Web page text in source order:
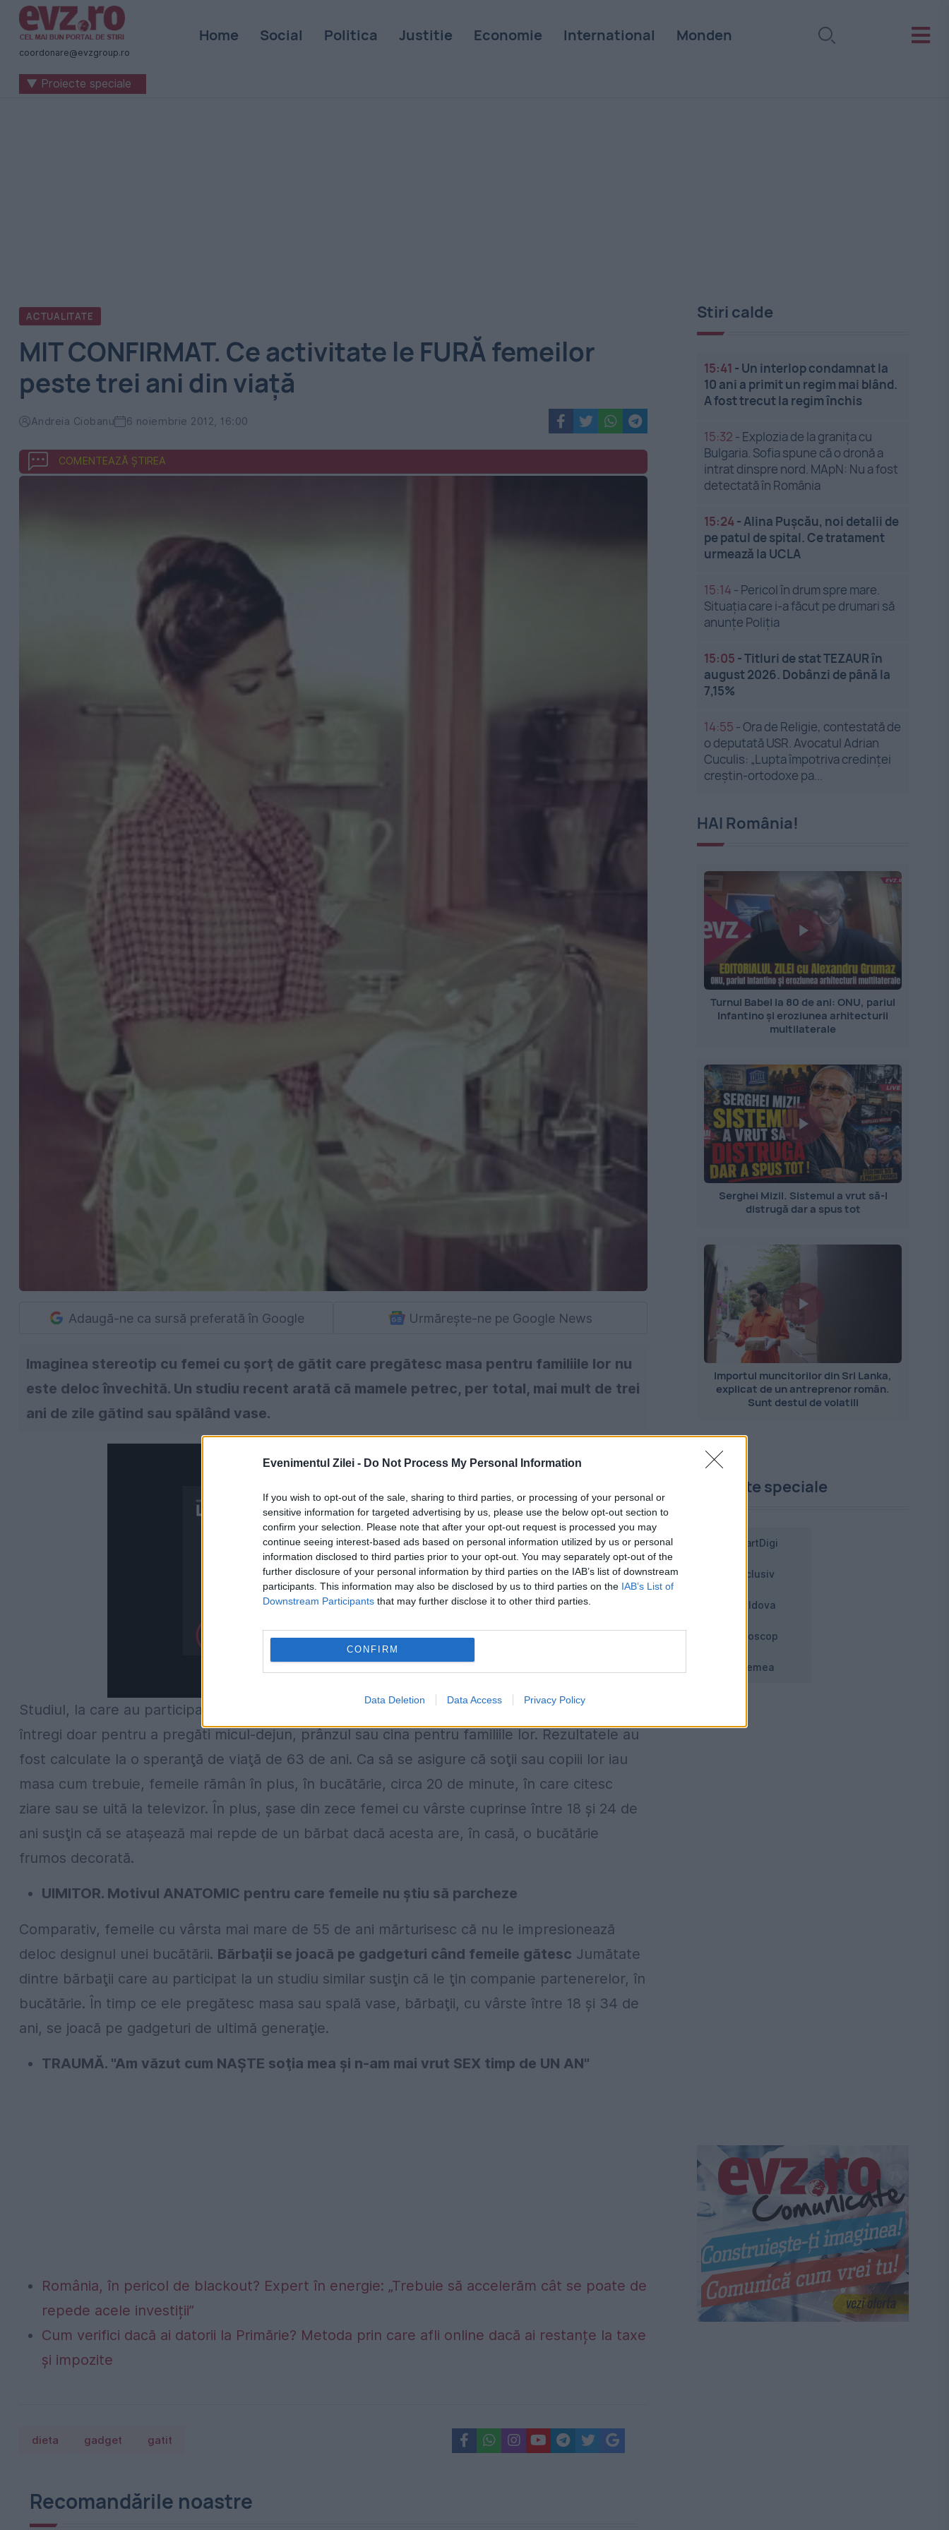
Evenimentul Zilei - Do Not Process My Personal Information
If you wish to opt-out of the sale, sharing to third parties, or processing of your personal or
sensitive information for targeted advertising by us, please use the below opt-out section to
confirm your selection. Please note that after your opt-out request is processed you may
continue seeing interest-based ads based on personal information utilized by us or personal
information disclosed to third parties prior to your opt-out. You may separately opt-out of the
further disclosure of your personal information by third parties on the IAB’s list of downstream
participants. This information may also be disclosed by us to third parties on the IAB’s List of
Downstream Participants that may further disclose it to other third parties.
CONFIRM
Data Deletion Data Access Privacy Policy
Știri
naționale
internaționale
coordonare@evzgroup.ro
Home Social Politica Justitie Economie International Monden
▼ Proiecte speciale
ACTUALITATE
MIT CONFIRMAT. Ce activitate le FURĂ femeilor
peste trei ani din viaţă
Andreia Ciobanu 6 noiembrie 2012, 16:00
COMENTEAZĂ ȘTIREA
Adaugă-ne ca sursă preferată în Google Urmărește-ne pe Google News
Imaginea stereotip cu femei cu şorţ de gătit care pregătesc masa pentru familiile lor nu
este deloc învechită. Un studiu recent arată că mamele petrec, per total, mai mult de trei
ani de zile gătind sau spălând vase.
Studiul, la care au participat 1.000 de femei, dezvăluie că acestea petrec, în medie, 1.117 zile
întregi doar pentru a pregăti micul-dejun, prânzul sau cina pentru familiile lor. Rezultatele au
fost calculate la o speranţă de viaţă de 63 de ani. Ca să se asigure că soţii sau copiii lor iau
masa cum trebuie, femeile rămân în plus, în bucătărie, circa 20 de minute, în care citesc
ziare sau se uită la televizor. În plus, şase din zece femei cu vârste cuprinse între 18 şi 24 de
ani susţin că se ataşează mai repde de un bărbat dacă acesta are, în casă, o bucătărie
frumos decorată.
UIMITOR. Motivul ANATOMIC pentru care femeile nu ştiu să parcheze
Comparativ, femeile cu vârsta mai mare de 55 de ani mărturisesc că nu le impresionează
deloc designul unei bucătării. Bărbaţii se joacă pe gadgeturi când femeile gătesc Jumătate
dintre bărbaţii care au participat la un studiu similar susţin că le ţin companie partenerelor, în
bucătărie. În timp ce ele pregătesc masa sau spală vase, bărbaţii, cu vârste între 18 şi 34 de
ani, se joacă pe gadgeturi de ultimă generaţie.
TRAUMĂ. "Am văzut cum NAŞTE soţia mea şi n-am mai vrut SEX timp de UN AN"
România, în pericol de blackout? Expert în energie: „Trebuie să accelerăm cât se poate de
repede acele investiții”
Cum verifici dacă ai datorii la Primărie? Metoda prin care afli online dacă ai restanțe la taxe
și impozite
dieta gadget gatit
Recomandările noastre
Stiri calde
15:41 - Un interlop condamnat la
10 ani a primit un regim mai blând.
A fost trecut la regim închis
15:32 - Explozia de la granița cu
Bulgaria. Sofia spune că o dronă a
intrat dinspre nord. MApN: Nu a fost
detectată în România
15:24-Alina Pușcău, noi detalii de
pe patul de spital. Ce tratament
urmează la UCLA
15:14 - Pericol în drum spre mare.
Situația care i-a făcut pe drumari să
anunțe Poliția
15:05 -Titluri de stat TEZAUR în
august 2026. Dobânzi de până la
7,15%
14:55 -Ora de Religie, contestată de
o deputată USR. Avocatul Adrian
Cuculis: „Lupta împotriva credinței
creștin-ortodoxe pa...
HAI România!
Turnul Babel la 80 de ani: ONU, pariul
Infantino și eroziunea arhitecturii
multilaterale
Serghei Mizil. Sistemul a vrut să-l
distrugă dar a spus tot
Importul muncitorilor din Sri Lanka,
explicat de un antreprenor român.
Sunt destul de volatili
Proiecte speciale
SmartDigi
Exclusiv
Moldova
Horoscop
Vremea